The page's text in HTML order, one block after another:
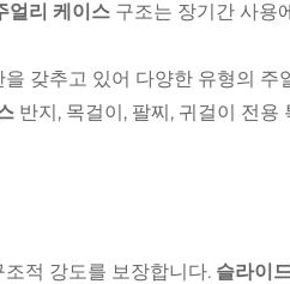
얼리 케이스 구조는 장기간 사용
갖추고 있어 다양한 유형의 주
반지, 목걸이, 팔찌, 귀걸이 전용
적 강도를 보장합니다. 슬라이